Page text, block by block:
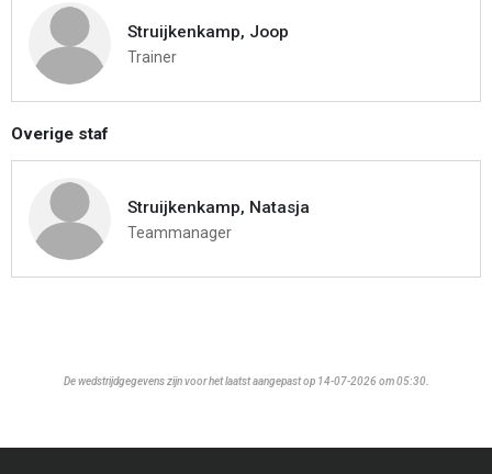
Struijkenkamp, Joop
Trainer
Overige staf
Struijkenkamp, Natasja
Teammanager
De wedstrijdgegevens zijn voor het laatst aangepast op 14-07-2026 om 05:30.